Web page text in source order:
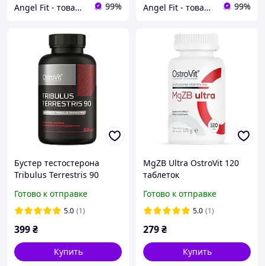
Angel Fit - товари для здоров'я, спорту та активного життя 99% Angel Fit - товари для здоров'я, спорту та активного життя 99%
Бустер тестостерона
Tribulus Terrestris 90
Готово к отправке
5.0 (1)
399₴
Купить
MgZB Ultra OstroVit 120
таблеток
Готово к отправке
5.0 (1)
279₴
Купить